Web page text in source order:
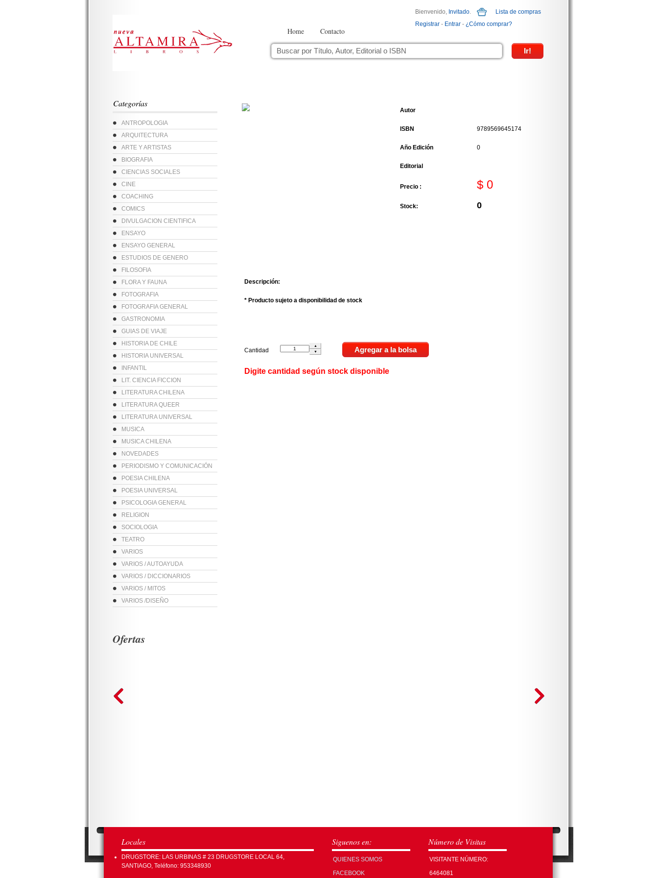
Home Contacto
Bienvenido, Invitado.
Lista de compras
Registrar - Entrar - ¿Cómo comprar?
Categorías
ANTROPOLOGIA
ARQUITECTURA
ARTE Y ARTISTAS
BIOGRAFIA
CIENCIAS SOCIALES
CINE
COACHING
COMICS
DIVULGACION CIENTIFICA
ENSAYO
ENSAYO GENERAL
ESTUDIOS DE GENERO
FILOSOFIA
FLORA Y FAUNA
FOTOGRAFIA
FOTOGRAFIA GENERAL
GASTRONOMIA
GUIAS DE VIAJE
HISTORIA DE CHILE
HISTORIA UNIVERSAL
INFANTIL
LIT. CIENCIA FICCION
LITERATURA CHILENA
LITERATURA QUEER
LITERATURA UNIVERSAL
MUSICA
MUSICA CHILENA
NOVEDADES
PERIODISMO Y COMUNICACIÓN
POESIA CHILENA
POESIA UNIVERSAL
PSICOLOGIA GENERAL
RELIGION
SOCIOLOGIA
TEATRO
VARIOS
VARIOS / AUTOAYUDA
VARIOS / DICCIONARIOS
VARIOS / MITOS
VARIOS /DISEÑO
Autor
ISBN 9789569645174
Año Edición 0
Editorial
Precio : $ 0
Stock: 0
Descripción:
* Producto sujeto a disponibilidad de stock
Cantidad
Digite cantidad según stock disponible
Ofertas
Locales
DRUGSTORE: LAS URBINAS # 23 DRUGSTORE LOCAL 64,
SANTIAGO, Teléfono: 953348930
Siguenos en:
QUIENES SOMOS
FACEBOOK
Número de Visitas
VISITANTE NÚMERO:
6464081